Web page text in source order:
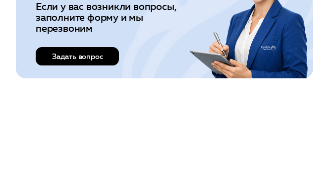
Если у вас возникли вопросы,
заполните форму и мы
перезвоним
Задать вопрос